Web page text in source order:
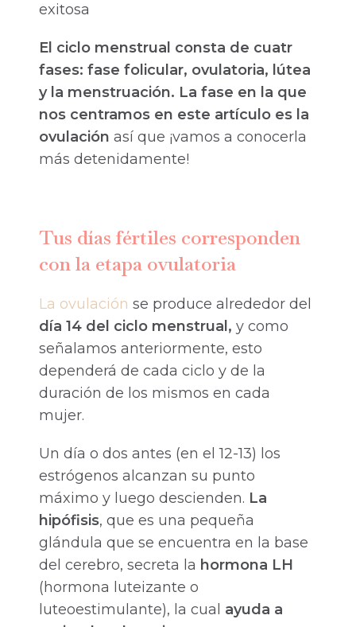
exitosa
El ciclo menstrual consta de cuatr
fases: fase folicular, ovulatoria, lútea
y la menstruación. La fase en la que
nos centramos en este artículo es la
ovulación así que ¡vamos a conocerla
más detenidamente!
Tus días fértiles corresponden
con la etapa ovulatoria
La ovulación se produce alrededor del
día 14 del ciclo menstrual, y como
señalamos anteriormente, esto
dependerá de cada ciclo y de la
duración de los mismos en cada
mujer.
Un día o dos antes (en el 12-13) los
estrógenos alcanzan su punto
máximo y luego descienden. La
hipófisis, que es una pequeña
glándula que se encuentra en la base
del cerebro, secreta la hormona LH
(hormona luteizante o
luteoestimulante), la cual ayuda a